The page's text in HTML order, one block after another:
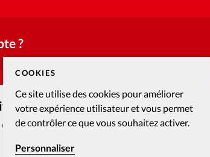
COOKIES
Ce site utilise des cookies pour améliorer
votre expérience utilisateur et vous permet
de contrôler ce que vous souhaitez activer.
Personnaliser
?
articles web réservés aux abonnés pendant 14